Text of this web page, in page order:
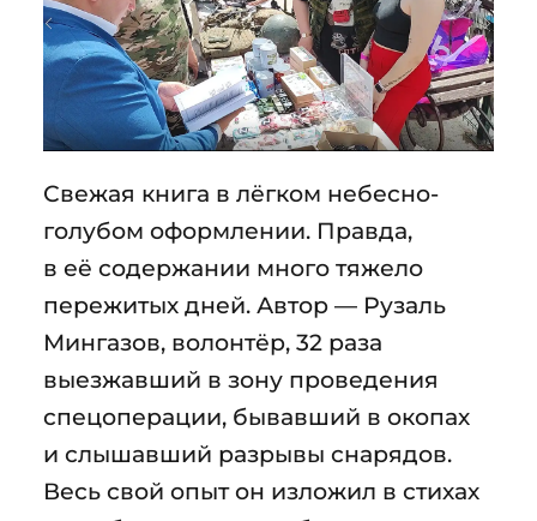
Свежая книга в лёгком небесно-
голубом оформлении. Правда,
в её содержании много тяжело
пережитых дней. Автор — Рузаль
Мингазов, волонтёр, 32 раза
выезжавший в зону проведения
спецоперации, бывавший в окопах
и слышавший разрывы снарядов.
Весь свой опыт он изложил в стихах